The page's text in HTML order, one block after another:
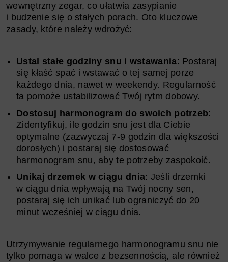
wewnętrzny zegar, co ułatwia zasypianie
i budzenie się o stałych porach. Oto kluczowe
zasady, które należy wdrożyć:
Ustal stałe godziny snu i wstawania: Postaraj
się kłaść spać i wstawać o tej samej porze
każdego dnia, nawet w weekendy. Regularność
ta pomoże ustabilizować Twój rytm dobowy.
Dostosuj harmonogram do swoich potrzeb:
Zidentyfikuj, ile godzin snu jest dla Ciebie
optymalne (zazwyczaj 7-9 godzin dla większości
dorosłych) i postaraj się dostosować
harmonogram snu, aby te potrzeby zaspokoić.
Unikaj drzemek w ciągu dnia: Jeśli drzemki
w ciągu dnia wpływają na Twój nocny sen,
postaraj się ich unikać lub ograniczyć do 20
minut wcześniej w ciągu dnia.
Utrzymywanie regularnego harmonogramu snu nie
tylko pomaga w walce z bezsennością, ale również